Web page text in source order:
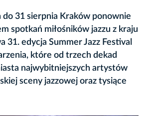
do 31 sierpnia Kraków ponownie
spotkań miłośników jazzu z kraju
31. edycja Summer Jazz Festival
które od trzech dekad
najwybitniejszych artystów
sceny jazzowej oraz tysiące